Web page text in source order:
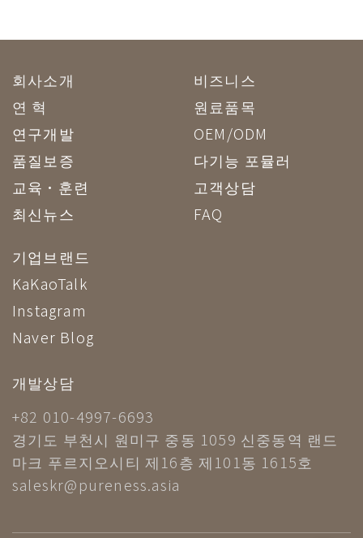
회사소개
연 혁
연구개발
품질보증
교육·훈련
최신뉴스
비즈니스
원료품목
OEM/ODM
다기능 포뮬러
고객상담
FAQ
기업브랜드
KaKaoTalk
Instagram
Naver Blog
개발상담
+82 010-4997-6693
경기도 부천시 원미구 중동 1059 신중동역 랜드
마크 푸르지오시티 제16층 제101동 1615호
saleskr@pureness.asia